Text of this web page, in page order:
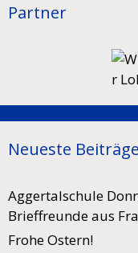
Partner
Neueste Beiträge
Aggertalschule
Brieffreunde aus
Frohe Ostern!